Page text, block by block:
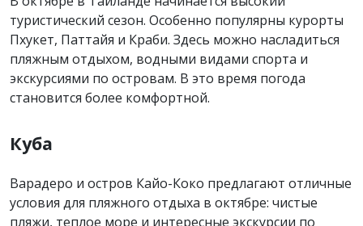
туристический сезон. Особенно популярны курорты
Пхукет, Паттайя и Краби. Здесь можно насладиться
пляжным отдыхом, водными видами спорта и
экскурсиями по островам. В это время погода
становится более комфортной.
Куба
Варадеро и остров Кайо-Коко предлагают отличные
условия для пляжного отдыха в октябре: чистые
пляжи, теплое море и интересные экскурсии по